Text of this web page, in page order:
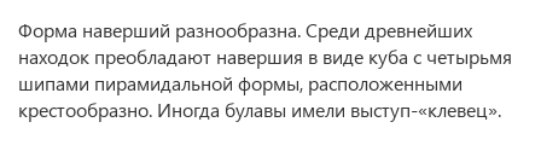
Форма наверший разнообразна. Среди древнейших
находок преобладают навершия в виде куба с четырьмя
шипами пирамидальной формы, расположенными
крестообразно. Иногда булавы имели выступ-«клевец».